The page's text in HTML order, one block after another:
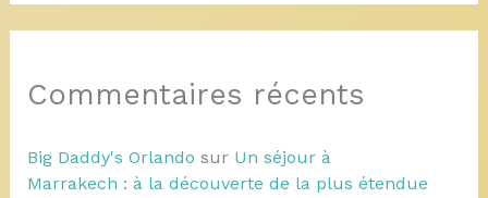
Commentaires récents
Big Daddy's Orlando sur Un séjour à
Marrakech : à la découverte de la plus étendue